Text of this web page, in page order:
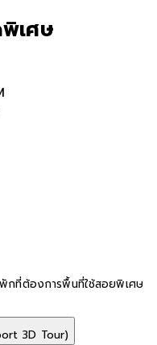
เศษ
พักที่ต้องการพื้นที่ใช้สอยพิเศษ
3D Tour)